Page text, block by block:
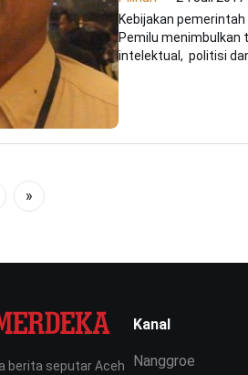
Kebijakan
Pemilu menimbulkan
intelektual, politisi
»
berita seputar Aceh
Kanal
Nanggroe